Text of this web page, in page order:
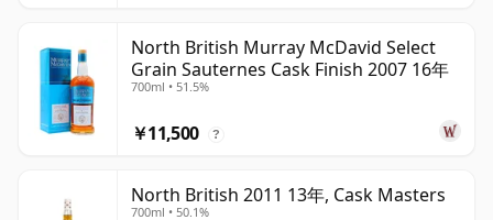
North British Murray McDavid Select
Grain Sauternes Cask Finish 2007 16年
700ml • 51.5%
￥11,500 ?
North British 2011 13年, Cask Masters
700ml • 50.1%